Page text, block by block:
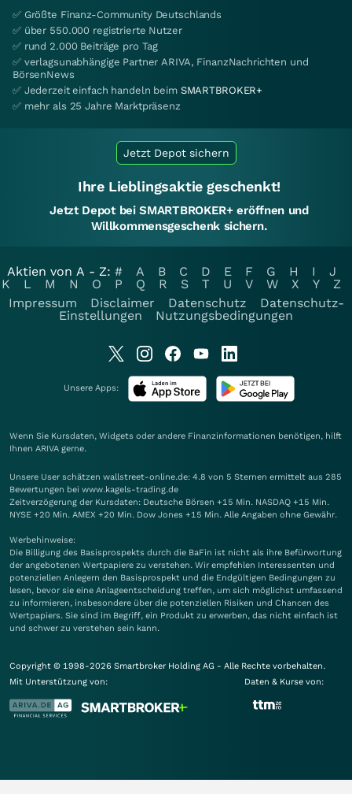
✅ Größte Finanz-Community Deutschlands
✅ über 550.000 registrierte Nutzer
✅ rund 2.000 Beiträge pro Tag
✅ verlagsunabhängige Partner ARIVA, FinanzNachrichten und
BörsenNews
✅ Jederzeit einfach handeln beim SMARTBROKER+
✅ mehr als 25 Jahre Marktpräsenz
Jetzt Depot sichern
Ihre Lieblingsaktie geschenkt!
Jetzt Depot bei SMARTBROKER+ eröffnen und
Willkommensgeschenk sichern.
Aktien von A - Z: # A B C D E F G H I
J
K
L M N O P Q R S T U V W X Y
Z
Impressum
Disclaimer Datenschutz
Datenschutz-
Einstellungen
Nutzungsbedingungen
Unsere Apps:
Wenn Sie Kursdaten, Widgets oder andere Finanzinformationen benötigen, hilft
Ihnen ARIVA gerne.
Unsere User schätzen wallstreet-online.de: 4.8 von 5 Sternen ermittelt aus 285
Bewertungen bei www.kagels-trading.de
Zeitverzögerung der Kursdaten: Deutsche Börsen +15 Min. NASDAQ +15 Min.
NYSE +20 Min. AMEX +20 Min. Dow Jones +15 Min. Alle Angaben ohne Gewähr.
Werbehinweise:
Die Billigung des Basisprospekts durch die BaFin ist nicht als ihre Befürwortung
der angebotenen Wertpapiere zu verstehen. Wir empfehlen Interessenten und
potenziellen Anlegern den Basisprospekt und die Endgültigen Bedingungen zu
lesen, bevor sie eine Anlageentscheidung treffen, um sich möglichst umfassend
zu informieren, insbesondere über die potenziellen Risiken und Chancen des
Wertpapiers. Sie sind im Begriff, ein Produkt zu erwerben, das nicht einfach ist
und schwer zu verstehen sein kann.
Copyright © 1998-2026 Smartbroker Holding AG - Alle Rechte vorbehalten.
Mit Unterstützung von:
Daten & Kurse von: